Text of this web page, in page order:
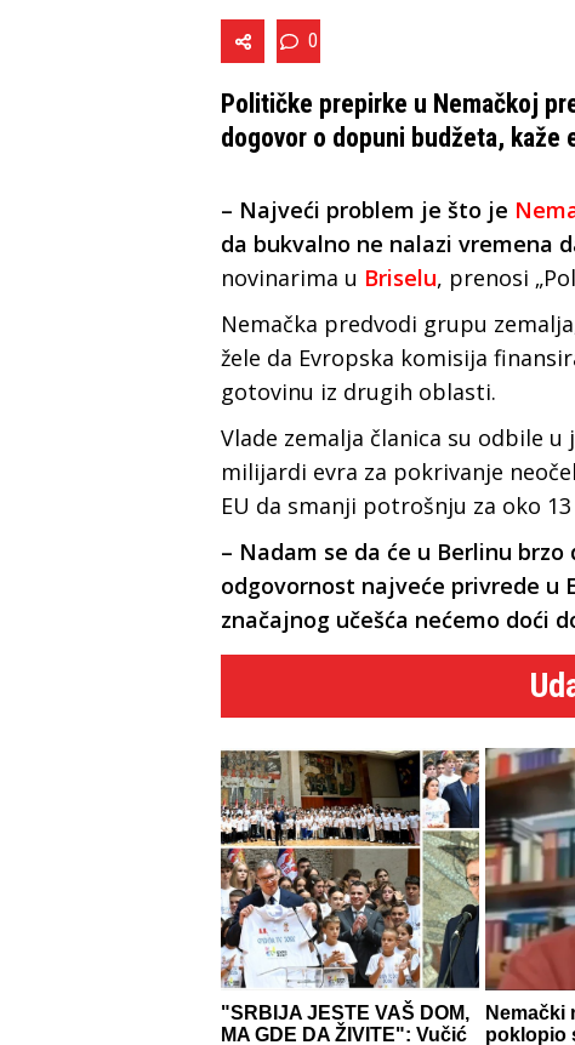
0
Političke prepirke u Nemačkoj
dogovor o dopuni budžeta, kaže
– Najveći problem je što je
da bukvalno ne nalazi vremena
novinarima u Briselu, prenosi
Nemačka predvodi grupu
žele da Evropska komisija
gotovinu iz drugih oblasti.
Vlade zemalja članica su odbile
milijardi evra za pokrivanje
EU da smanji potrošnju za oko
– Nadam se da će u Berlinu
odgovornost najveće privrede u
značajnog učešća nećemo doći
"SRBIJA JESTE VAŠ DOM,
MA GDE DA ŽIVITE": Vučić
Nemački
poklopio